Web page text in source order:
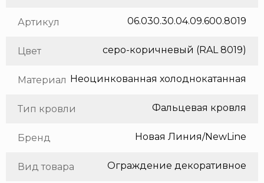
Артикул 06.030.30.04.09.600.8019
Цвет серо-коричневый (RAL 8019)
Материал
Тип кровли Фальцевая кровля
Бренд Новая Линия/NewLine
Вид товара Ограждение декоративное